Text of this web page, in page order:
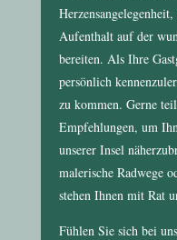
Aufenthalt auf der
bereiten. Als Ihre
persönlich
zu kommen. Gerne
Empfehlungen, um
unserer Insel
malerische Radwege
stehen Ihnen mit Rat
Fühlen Sie sich bei